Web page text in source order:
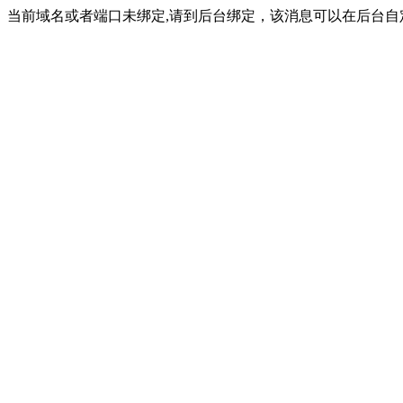
当前域名或者端口未绑定,请到后台绑定，该消息可以在后台自